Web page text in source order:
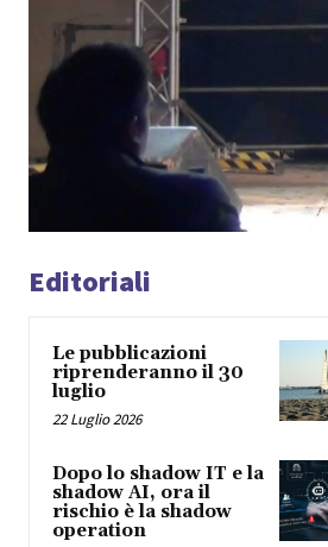
Editoriali
Le pubblicazioni
riprenderanno il 30
luglio
22 Luglio 2026
Dopo lo shadow IT e la
shadow AI, ora il
rischio è la shadow
operation